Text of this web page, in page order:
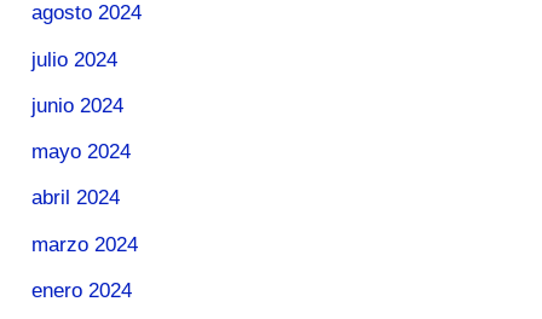
agosto 2024
julio 2024
junio 2024
mayo 2024
abril 2024
marzo 2024
enero 2024